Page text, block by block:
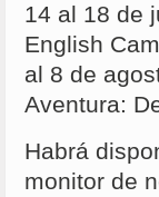
14 al 18 de
English
al 8 de
Aventura:
Habrá
monitor de